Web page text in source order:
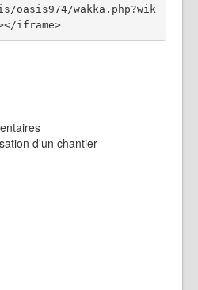
wakka.php?wik
i=04112025/iframe"></iframe>
d'un chantier